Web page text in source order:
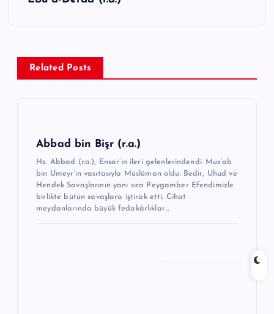
Related Posts
Abbad bin Bişr (r.a.)
Hz. Abbad (r.a.), Ensar’ın ileri gelenlerindendi. Mus’ab
bin Umeyr’in vasıtasıyla Müslüman oldu. Bedir, Uhud ve
Hendek Savaşlarının yanı sıra Peygamber Efendimizle
birlikte bütün savaşlara iştirak etti. Cihat
meydanlarında büyük fedakârlıklar…